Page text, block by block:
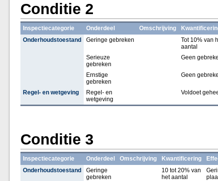
Conditie 2
Inspectiecategorie Onderdeel Omschrijving
Onderhoudstoestand
Geringe gebreken
Tot 10% van
aantal
Serieuze
gebreken
Geen
Ernstige
gebreken
Geen
Regel- en wetgeving
Regel- en
wetgeving
Voldoet
Conditie 3
Inspectiecategorie Onderdeel Omschrijving Kwantificering
Onderhoudstoestand
Geringe
gebreken
10 tot 20% van
het aantal